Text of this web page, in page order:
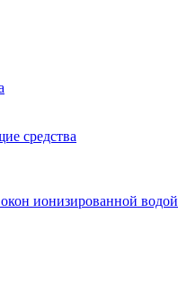
средства
ионизированной водой